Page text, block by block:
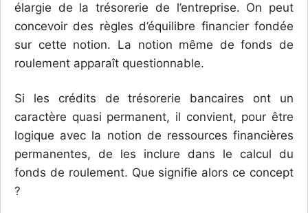
élargie de la trésorerie de l’entreprise. On peut
concevoir des règles d’équilibre financier fondée
sur cette notion. La notion même de fonds de
roulement apparaît questionnable.
Si les crédits de trésorerie bancaires ont un
caractère quasi permanent, il convient, pour être
logique avec la notion de ressources financières
permanentes, de les inclure dans le calcul du
fonds de roulement. Que signifie alors ce concept
?